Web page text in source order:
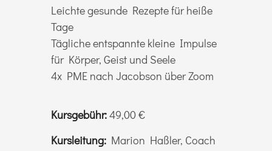
Leichte gesunde Rezepte für heiße
Tage
Tägliche entspannte kleine Impulse
für Körper, Geist und Seele
4x PME nach Jacobson über Zoom
Kursgebühr:49,00 €
Kursleitung: Marion Haßler, Coach